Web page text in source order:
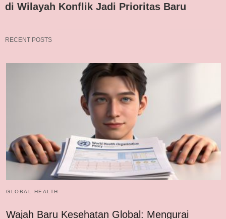
di Wilayah Konflik Jadi Prioritas Baru
RECENT POSTS
GLOBAL HEALTH
Wajah Baru Kesehatan Global: Mengurai